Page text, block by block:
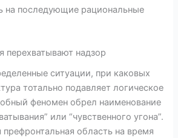
на последующие рациональные
перехватывают надзор
ситуации, при каковых
тотально подавляет логическое
феномен обрел наименование
или “чувственного угона”.
префронтальная область на время